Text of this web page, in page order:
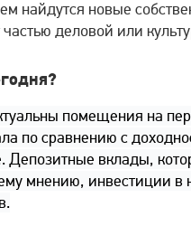
найдутся новые
деловой или
помещения на
по сравнению с
Депозитные вклады,
мнению, инвестиции в